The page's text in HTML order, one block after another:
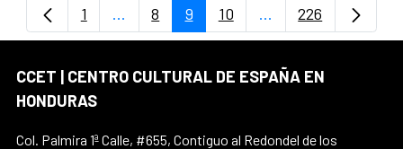
Página
1 ...Páginas intermedias Use TAB para
Página
8 Página
9 Página
10 ...PáginasPágina
226
CCET | CENTRO CULTURAL DE ESPAÑA EN
HONDURAS
Col. Palmira 1ª Calle, #655, Contiguo al Redondel de los